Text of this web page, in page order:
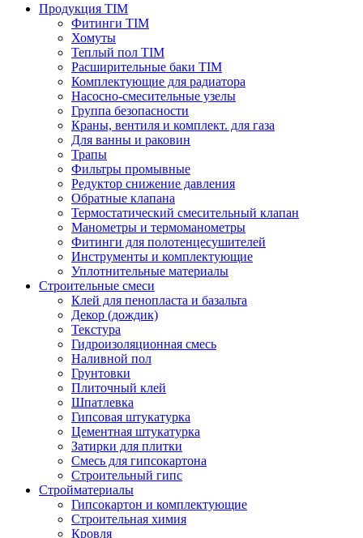
Продукция TIM
Фитинги TIM
Хомуты
Теплый пол TIM
Расширительные баки TIM
Комплектующие для радиатора
Насосно-смесительные узелы
Группа безопасности
Краны, вентиля и комплект. для газа
Для ванны и раковин
Трапы
Фильтры промывные
Редуктор снижение давления
Обратные клапана
Термостатический смесительный клапан
Манометры и термоманометры
Фитинги для полотенцесушителей
Инструменты и комплектующие
Уплотнительные материалы
Строительные смеси
Клей для пенопласта и базальта
Декор (дождик)
Текстура
Гидроизоляционная смесь
Наливной пол
Грунтовки
Плиточный клей
Шпатлевка
Гипсовая штукатурка
Цементная штукатурка
Затирки для плитки
Смесь для гипсокартона
Строительный гипс
Стройматериалы
Гипсокартон и комплектующие
Строительная химия
Кровля